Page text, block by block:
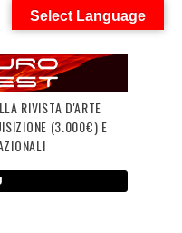
RIVISTA D'ARTE
(3.000€) E
Select Language